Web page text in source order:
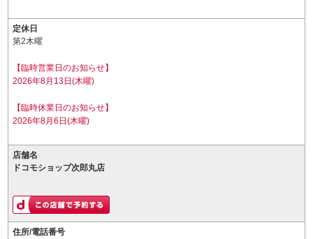
定休日
第2木曜
【臨時営業日のお知らせ】
2026年8月13日(木曜)
【臨時休業日のお知らせ】
2026年8月6日(木曜)
店舗名
ドコモショップ次郎丸店
住所/電話番号